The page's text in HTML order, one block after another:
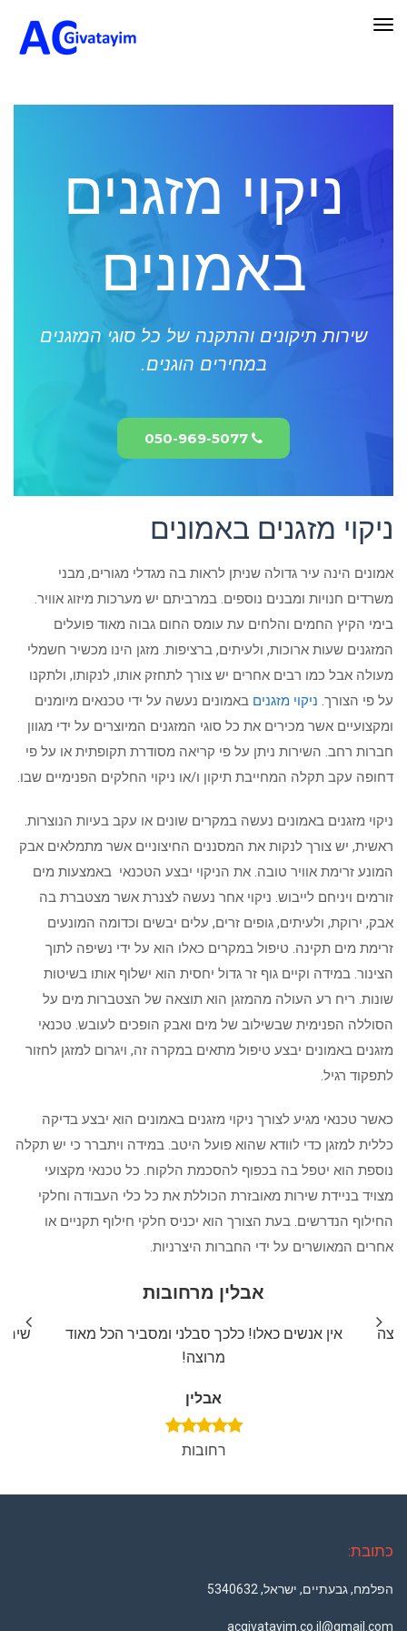
תפריט
ניקוי מזגנים
באמונים
שירות תיקונים והתקנה של כל סוגי המזגנים
במחירים הוגנים.
050-969-5077
ניקוי מזגנים באמונים
אמונים הינה עיר גדולה שניתן לראות בה מגדלי מגורים, מבני
משרדים חנויות ומבנים נוספים. במרביתם יש מערכות מיזוג אוויר.
בימי הקיץ החמים והלחים עת עומס החום גבוה מאוד פועלים
המזגנים שעות ארוכות, ולעיתים, ברציפות. מזגן הינו מכשיר חשמלי
מעולה אבל כמו רבים אחרים יש צורך לתחזק אותו, לנקותו, ולתקנו
על פי הצורך. ניקוי מזגנים באמונים נעשה על ידי טכנאים מיומנים
ומקצועיים אשר מכירים את כל סוגי המזגנים המיוצרים על ידי מגוון
חברות רחב. השירות ניתן על פי קריאה מסודרת תקופתית או על פי
דחופה עקב תקלה המחייבת תיקון ו/או ניקוי החלקים הפנימיים שבו.
ניקוי מזגנים באמונים נעשה במקרים שונים או עקב בעיות הנוצרות.
ראשית, יש צורך לנקות את המסננים החיצוניים אשר מתמלאים אבק
המונע זרימת אוויר טובה. את הניקוי יבצע הטכנאי באמצעות מים
זורמים ויניחם לייבוש. ניקוי אחר נעשה לצנרת אשר מצטברת בה
אבק, ירוקת, ולעיתים, גופים זרים, עלים יבשים וכדומה המונעים
זרימת מים תקינה. טיפול במקרים כאלו הוא על ידי נשיפה לתוך
הצינור. במידה וקיים גוף זר גדול יחסית הוא ישלוף אותו בשיטות
שונות. ריח רע העולה מהמזגן הוא תוצאה של הצטברות מים על
הסוללה הפנימית שבשילוב של מים ואבק הופכים לעובש. טכנאי
מזגנים באמונים יבצע טיפול מתאים במקרה זה, ויגרום למזגן לחזור
לתפקוד רגיל.
כאשר טכנאי מגיע לצורך ניקוי מזגנים באמונים הוא יבצע בדיקה
כללית למזגן כדי לוודא שהוא פועל היטב. במידה ויתברר כי יש תקלה
נוספת הוא יטפל בה בכפוף להסכמת הלקוח. כל טכנאי מקצועי
מצויד בניידת שירות מאובזרת הכוללת את כל כלי העבודה וחלקי
החילוף הנדרשים. בעת הצורך הוא יכניס חלקי חילוף תקניים או
אחרים המאושרים על ידי החברות היצרניות.
אבלין מרחובות
אין אנשים כאלו! כלכך סבלני ומסביר הכל מאוד
מרוצה!
אבלין
רחובות
כתובת:
הפלמח, גבעתיים, ישראל, 5340632
acgivatayim.co.il@gmail.com